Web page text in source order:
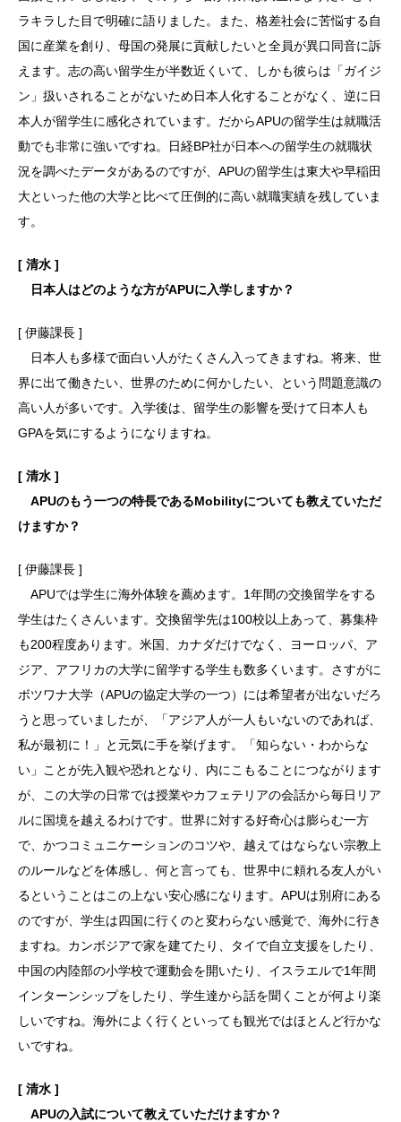
ラキラした目で明確に語りました。また、格差社会に苦悩する自
国に産業を創り、母国の発展に貢献したいと全員が異口同音に訴
えます。志の高い留学生が半数近くいて、しかも彼らは「ガイジ
ン」扱いされることがないため日本人化することがなく、逆に日
本人が留学生に感化されています。だからAPUの留学生は就職活
動でも非常に強いですね。日経BP社が日本への留学生の就職状
況を調べたデータがあるのですが、APUの留学生は東大や早稲田
大といった他の大学と比べて圧倒的に高い就職実績を残していま
す。
[ 清水 ]
日本人はどのような方がAPUに入学しますか？
[ 伊藤課長 ]
日本人も多様で面白い人がたくさん入ってきますね。将来、世
界に出て働きたい、世界のために何かしたい、という問題意識の
高い人が多いです。入学後は、留学生の影響を受けて日本人も
GPAを気にするようになりますね。
[ 清水 ]
APUのもう一つの特長であるMobilityについても教えていただ
けますか？
[ 伊藤課長 ]
APUでは学生に海外体験を薦めます。1年間の交換留学をする
学生はたくさんいます。交換留学先は100校以上あって、募集枠
も200程度あります。米国、カナダだけでなく、ヨーロッパ、ア
ジア、アフリカの大学に留学する学生も数多くいます。さすがに
ボツワナ大学（APUの協定大学の一つ）には希望者が出ないだろ
うと思っていましたが、「アジア人が一人もいないのであれば、
私が最初に！」と元気に手を挙げます。「知らない・わからな
い」ことが先入観や恐れとなり、内にこもることにつながります
が、この大学の日常では授業やカフェテリアの会話から毎日リア
ルに国境を越えるわけです。世界に対する好奇心は膨らむ一方
で、かつコミュニケーションのコツや、越えてはならない宗教上
のルールなどを体感し、何と言っても、世界中に頼れる友人がい
るということはこの上ない安心感になります。APUは別府にある
のですが、学生は四国に行くのと変わらない感覚で、海外に行き
ますね。カンボジアで家を建てたり、タイで自立支援をしたり、
中国の内陸部の小学校で運動会を開いたり、イスラエルで1年間
インターンシップをしたり、学生達から話を聞くことが何より楽
しいですね。海外によく行くといっても観光ではほとんど行かな
いですね。
[ 清水 ]
APUの入試について教えていただけますか？